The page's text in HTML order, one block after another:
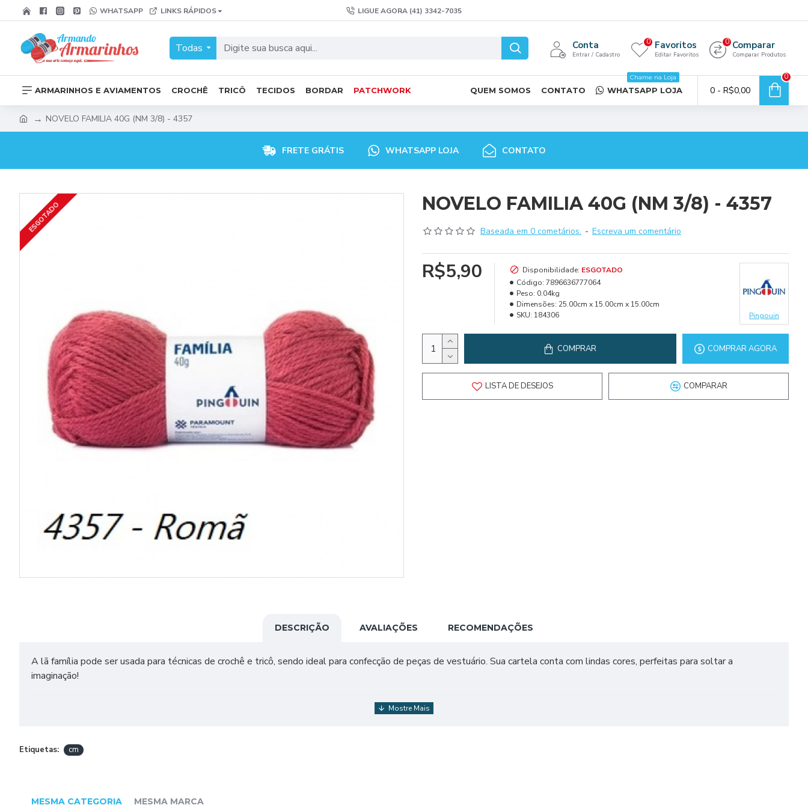
WHATSAPP LINKS RÁPIDOS LIGUE AGORA (41) 3342-7035
Todas Conta
Entrar / Cadastro
Favoritos
Editar Favoritos
0 Comparar
Comparar Produtos
0
ARMARINHOS E AVIAMENTOS CROCHÊ TRICÔ TECIDOS BORDAR PATCHWORK QUEM SOMOS CONTATO WHATSAPP LOJA
Chame na Loja
0 - R$0,00
0
NOVELO FAMILIA 40G (NM 3/8) - 4357
FRETE GRÁTIS WHATSAPP LOJA CONTATO
ESGOTADO NOVELO FAMILIA 40G (NM 3/8) - 4357
Baseada em 0 cometários. - Escreva um comentário
R$5,90 Disponibilidade: ESGOTADO
Código: 7896636777064
Peso: 0.04kg
Dimensões: 25.00cm x 15.00cm x 15.00cm
SKU: 184306 Pingouin
COMPRAR COMPRAR AGORA
LISTA DE DESEJOS COMPARAR
DESCRIÇÃO AVALIAÇÕES RECOMENDAÇÕES
A lã família pode ser usada para técnicas de crochê e tricô, sendo ideal para confecção de peças de vestuário. Sua cartela conta com lindas cores, perfeitas para soltar a
imaginação!
TEX 375
Etiquetas: cm
MESMA CATEGORIA MESMA MARCA